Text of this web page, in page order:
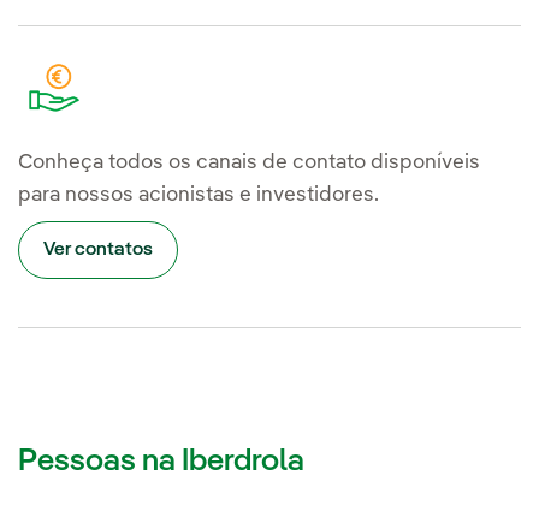
Conheça todos os canais de contato disponíveis
para nossos acionistas e investidores.
Ver contatos
Pessoas na Iberdrola